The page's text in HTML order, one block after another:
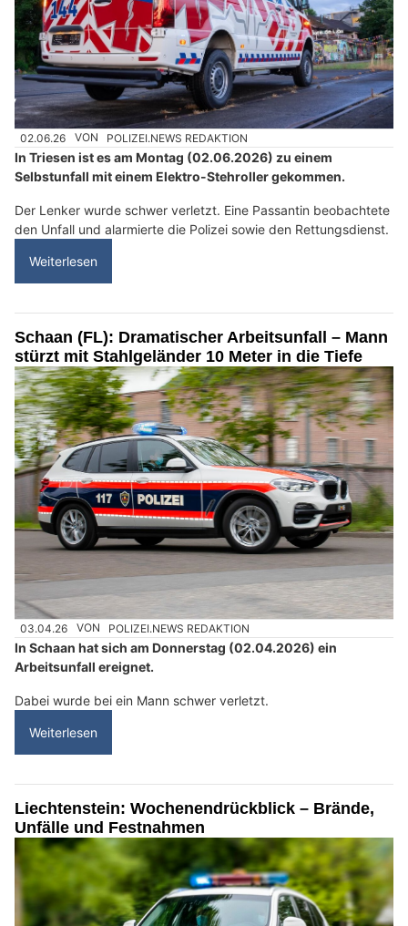
02.06.26 VON POLIZEI.NEWS REDAKTION
In Triesen ist es am Montag (02.06.2026) zu einem
Selbstunfall mit einem Elektro-Stehroller gekommen.
Der Lenker wurde schwer verletzt. Eine Passantin beobachtete
den Unfall und alarmierte die Polizei sowie den Rettungsdienst.
Weiterlesen
Schaan (FL): Dramatischer Arbeitsunfall – Mann
stürzt mit Stahlgeländer 10 Meter in die Tiefe
03.04.26 VON POLIZEI.NEWS REDAKTION
In Schaan hat sich am Donnerstag (02.04.2026) ein
Arbeitsunfall ereignet.
Dabei wurde bei ein Mann schwer verletzt.
Weiterlesen
Liechtenstein: Wochenendrückblick – Brände,
Unfälle und Festnahmen